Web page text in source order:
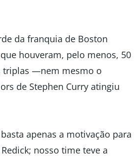
da franquia de Boston
houveram, pelo menos, 50
triplas —nem mesmo o
de Stephen Curry atingiu
apenas a motivação para
nosso time teve a